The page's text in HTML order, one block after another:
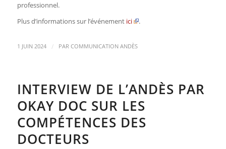
professionnel.
Plus d’informations sur l’événement ici .
1 JUIN 2024 / PAR COMMUNICATION ANDÈS
INTERVIEW DE L’ANDÈS PAR
OKAY DOC SUR LES
COMPÉTENCES DES
DOCTEURS